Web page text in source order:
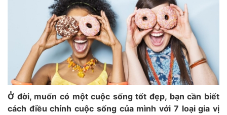
Ở đời, muốn có một cuộc sống tốt đẹp, bạn cần biết
cách điều chỉnh cuộc sống của mình với 7 loại gia vị